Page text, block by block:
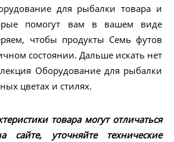
для рыбалки товара и
помогут вам в вашем виде
чтобы продукты Семь футов
состоянии. Дальше искать нет
Оборудование для рыбалки
цветах и стилях.
товара могут отличаться
сайте, уточняйте технические